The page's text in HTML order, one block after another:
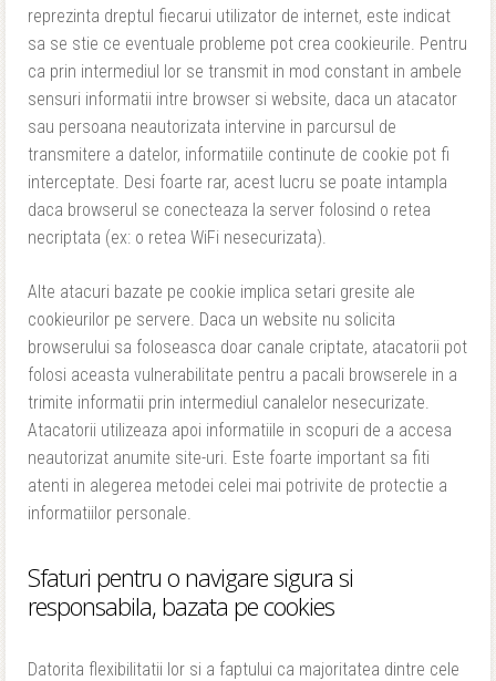
reprezinta dreptul fiecarui utilizator de internet, este indicat
sa se stie ce eventuale probleme pot crea cookieurile. Pentru
ca prin intermediul lor se transmit in mod constant in ambele
sensuri informatii intre browser si website, daca un atacator
sau persoana neautorizata intervine in parcursul de
transmitere a datelor, informatiile continute de cookie pot fi
interceptate. Desi foarte rar, acest lucru se poate intampla
daca browserul se conecteaza la server folosind o retea
necriptata (ex: o retea WiFi nesecurizata).
Alte atacuri bazate pe cookie implica setari gresite ale
cookieurilor pe servere. Daca un website nu solicita
browserului sa foloseasca doar canale criptate, atacatorii pot
folosi aceasta vulnerabilitate pentru a pacali browserele in a
trimite informatii prin intermediul canalelor nesecurizate.
Atacatorii utilizeaza apoi informatiile in scopuri de a accesa
neautorizat anumite site-uri. Este foarte important sa fiti
atenti in alegerea metodei celei mai potrivite de protectie a
informatiilor personale.
Sfaturi pentru o navigare sigura si
responsabila, bazata pe cookies
Datorita flexibilitatii lor si a faptului ca majoritatea dintre cele